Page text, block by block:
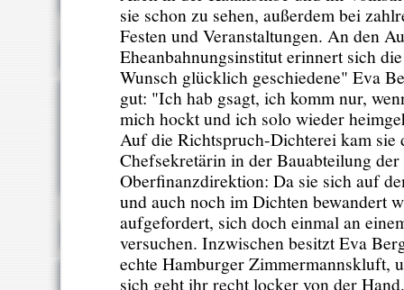
sie schon zu sehen, außerdem bei
Festen und Veranstaltungen. An den
Eheanbahnungsinstitut erinnert sich
Wunsch glücklich geschiedene" Eva
gut: "Ich hab gsagt, ich komm nur,
mich hockt und ich solo wieder
Auf die Richtspruch-Dichterei kam
Chefsekretärin in der Bauabteilung der
Oberfinanzdirektion: Da sie sich auf
und auch noch im Dichten bewandert
aufgefordert, sich doch einmal an
versuchen. Inzwischen besitzt Eva
echte Hamburger Zimmermannskluft,
sich geht ihr recht locker von der